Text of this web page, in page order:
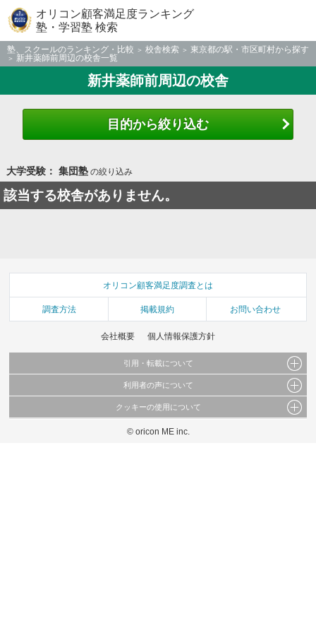
オリコン顧客満足度ランキング
塾・学習塾 検索
塾、スクールのランキング・比較 校舎検索
東京都の駅・市区町村から探す
新井薬師前周辺の校舎一覧
新井薬師前周辺の校舎
目的から絞り込む
大学受験： 集団塾の絞り込み
該当する校舎がありません。
オリコン顧客満足度調査とは
調査方法 掲載規約 お問い合わせ
会社概要 個人情報保護方針
引用・転載について
当サイトで公開されている情報（文字、写真、イラスト、画像データ等）及びこれらの配
これらの情報を権利者の許可なく無断転載・複製などの二次利用を行うことは固く禁じて
利用者の声について
当サイトに掲載している内容はすべてサービスの利用者が提出された見解・感想です。
弊社の見解・ 意見ではないことをご理解いただいた上でご覧ください。
クッキーの使用について
このサイトでは Cookie を使用して、ユーザーに合わせたコンテンツや広告の表示、ソー
© oricon ME inc.